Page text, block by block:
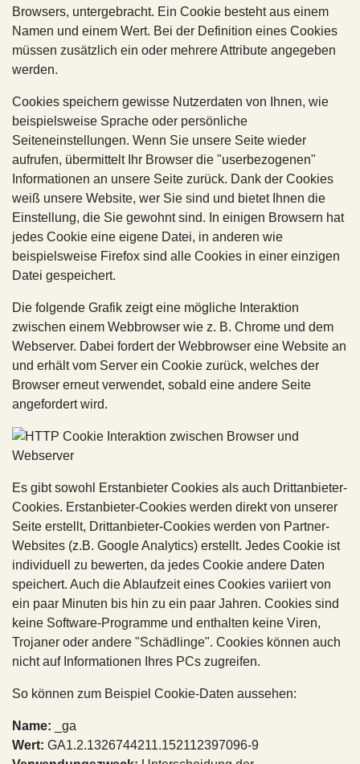
Browsers, untergebracht. Ein Cookie besteht aus einem
Namen und einem Wert. Bei der Definition eines Cookies
müssen zusätzlich ein oder mehrere Attribute angegeben
werden.
Cookies speichern gewisse Nutzerdaten von Ihnen, wie
beispielsweise Sprache oder persönliche
Seiteneinstellungen. Wenn Sie unsere Seite wieder
aufrufen, übermittelt Ihr Browser die "userbezogenen"
Informationen an unsere Seite zurück. Dank der Cookies
weiß unsere Website, wer Sie sind und bietet Ihnen die
Einstellung, die Sie gewohnt sind. In einigen Browsern hat
jedes Cookie eine eigene Datei, in anderen wie
beispielsweise Firefox sind alle Cookies in einer einzigen
Datei gespeichert.
Die folgende Grafik zeigt eine mögliche Interaktion
zwischen einem Webbrowser wie z. B. Chrome und dem
Webserver. Dabei fordert der Webbrowser eine Website an
und erhält vom Server ein Cookie zurück, welches der
Browser erneut verwendet, sobald eine andere Seite
angefordert wird.
Es gibt sowohl Erstanbieter Cookies als auch Drittanbieter-
Cookies. Erstanbieter-Cookies werden direkt von unserer
Seite erstellt, Drittanbieter-Cookies werden von Partner-
Websites (z.B. Google Analytics) erstellt. Jedes Cookie ist
individuell zu bewerten, da jedes Cookie andere Daten
speichert. Auch die Ablaufzeit eines Cookies variiert von
ein paar Minuten bis hin zu ein paar Jahren. Cookies sind
keine Software-Programme und enthalten keine Viren,
Trojaner oder andere "Schädlinge". Cookies können auch
nicht auf Informationen Ihres PCs zugreifen.
So können zum Beispiel Cookie-Daten aussehen:
Name: _ga
Wert: GA1.2.1326744211.152112397096-9